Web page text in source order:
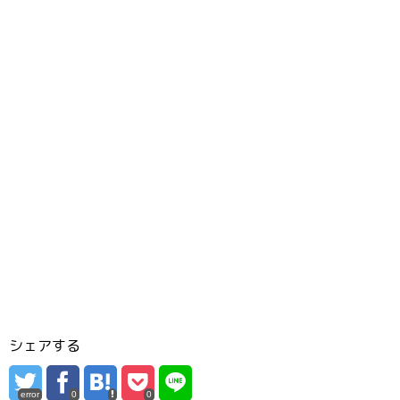
シェアする
error 0 0